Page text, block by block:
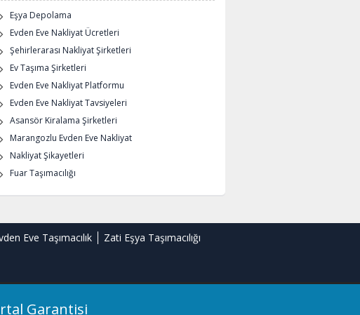
Eşya Depolama
Evden Eve Nakliyat Ücretleri
Şehirlerarası Nakliyat Şirketleri
Ev Taşıma Şirketleri
Evden Eve Nakliyat Platformu
Evden Eve Nakliyat Tavsiyeleri
Asansör Kiralama Şirketleri
Marangozlu Evden Eve Nakliyat
Nakliyat Şikayetleri
Fuar Taşımacılığı
Eve Taşımacılık Zati Eşya Taşımacılığı
Garantisi